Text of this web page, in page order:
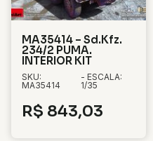
MA35414 – Sd.Kfz.
234/2 PUMA.
INTERIOR KIT
SKU:
MA35414
- ESCALA:
1/35
R$ 843,03